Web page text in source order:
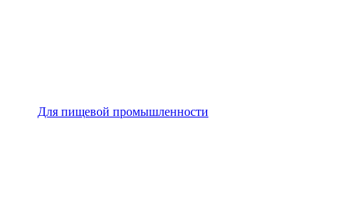
Для пищевой промышленности